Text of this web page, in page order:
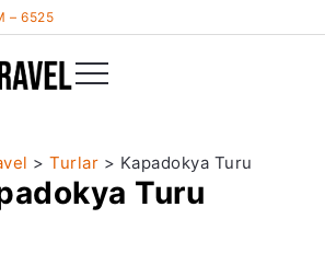
– 6525
>Turlar > Kapadokya Turu
Turu